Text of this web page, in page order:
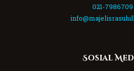
021-7986709
Sosial